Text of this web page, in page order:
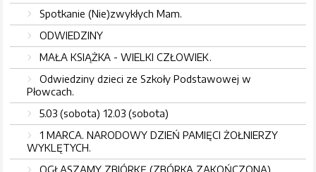
Spotkanie (Nie)zwykłych Mam.
ODWIEDZINY
MAŁA KSIĄŻKA - WIELKI CZŁOWIEK.
Odwiedziny dzieci ze Szkoły Podstawowej w
Płowcach.
5.03 (sobota) 12.03 (sobota)
1 MARCA. NARODOWY DZIEŃ PAMIĘCI ŻOŁNIERZY
WYKLĘTYCH.
OGŁASZAMY ZBIÓRKĘ (ZBÓRKA ZAKOŃCZONA)